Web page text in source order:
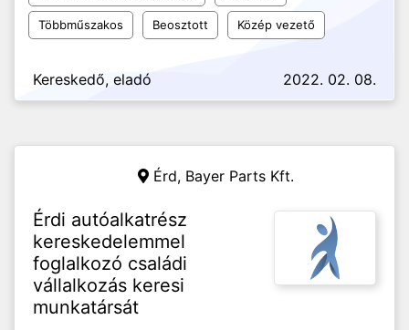
Többműszakos Beosztott Közép vezető
Kereskedő, eladó 2022. 02. 08.
Érd, Bayer Parts Kft.
Érdi autóalkatrész
kereskedelemmel
foglalkozó családi
vállalkozás keresi
munkatársát